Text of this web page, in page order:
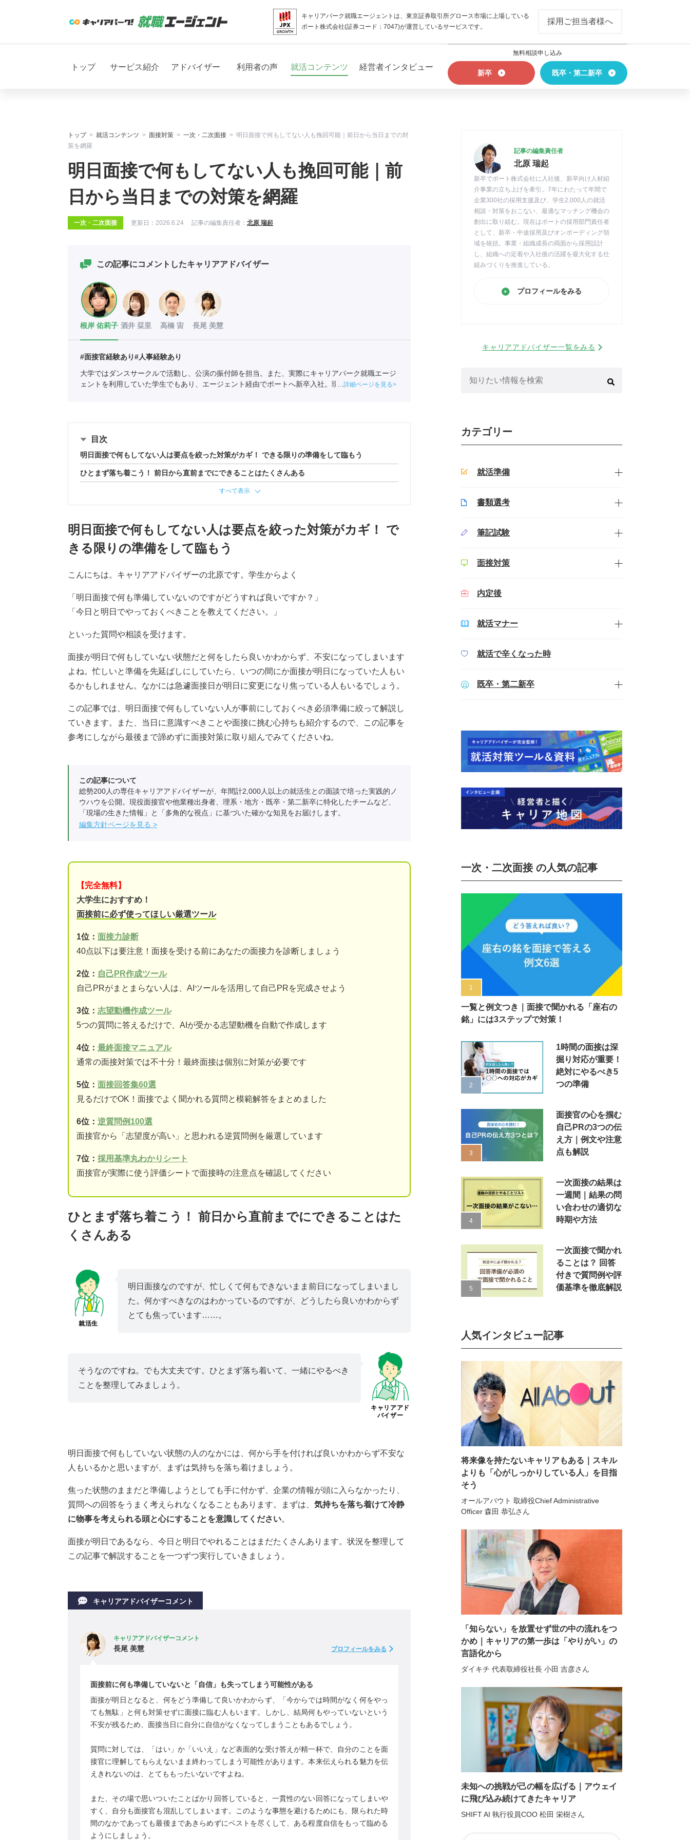
キャリアパーク就職エージェントは、東京証券取引所グロース市場に上場している
ポート株式会社(証券コード：7047)が運営しているサービスです。
採用ご担当者様へ
トップ サービス紹介 アドバイザー 利用者の声 就活コンテンツ 経営者インタビュー
無料相談申し込み
新卒 既卒・第二新卒
トップ 就活コンテンツ 面接対策 一次・二次面接
明日面接で何もしてない人も挽回可能｜前日から当日までの対
策を網羅
明日面接で何もしてない人も挽回可能｜前
日から当日までの対策を網羅
一次・二次面接 更新日： 2026.6.24 記事の編集責任者： 北原 瑞起
この記事にコメントしたキャリアアドバイザー
根岸 佑莉子 酒井 栞里 高橋 宙 長尾 美慧
#面接官経験あり#人事経験あり
大学ではダンスサークルで活動し、公演の振付師を担当。また、実際にキャリアパーク就職エージ
ェントを利用していた学生でもあり、エージェント経由でポートへ新卒入社。現在は関西の学生へ
詳細ページを見る
目次
明日面接で何もしてない人は要点を絞った対策がカギ！ できる限りの準備をして臨もう
ひとまず落ち着こう！ 前日から直前までにできることはたくさんある
すべて表示
明日面接で何もしてない人は要点を絞った対策がカギ！ で
きる限りの準備をして臨もう
こんにちは。キャリアアドバイザーの北原です。学生からよく
「明日面接で何も準備していないのですがどうすれば良いですか？」
「今日と明日でやっておくべきことを教えてください。」
といった質問や相談を受けます。
面接が明日で何もしていない状態だと何をしたら良いかわからず、不安になってしまいます
よね。忙しいと準備を先延ばしにしていたら、いつの間にか面接が明日になっていた人もい
るかもしれません。なかには急遽面接日が明日に変更になり焦っている人もいるでしょう。
この記事では、明日面接で何もしていない人が事前にしておくべき必須準備に絞って解説し
ていきます。また、当日に意識すべきことや面接に挑む心持ちも紹介するので、この記事を
参考にしながら最後まで諦めずに面接対策に取り組んでみてくださいね。
この記事について
総勢200人の専任キャリアアドバイザーが、年間計2,000人以上の就活生との面談で培った実践的ノ
ウハウを公開。現役面接官や他業種出身者、理系・地方・既卒・第二新卒に特化したチームなど、
「現場の生きた情報」と「多角的な視点」に基づいた確かな知見をお届けします。
編集方針ページを見る
【完全無料】
大学生におすすめ！
面接前に必ず使ってほしい厳選ツール
1位： 面接力診断
40点以下は要注意！面接を受ける前にあなたの面接力を診断しましょう
2位： 自己PR作成ツール
自己PRがまとまらない人は、AIツールを活用して自己PRを完成させよう
3位： 志望動機作成ツール
5つの質問に答えるだけで、AIが受かる志望動機を自動で作成します
4位： 最終面接マニュアル
通常の面接対策では不十分！最終面接は個別に対策が必要です
5位： 面接回答集60選
見るだけでOK！面接でよく聞かれる質問と模範解答をまとめました
6位： 逆質問例100選
面接官から「志望度が高い」と思われる逆質問例を厳選しています
7位： 採用基準丸わかりシート
面接官が実際に使う評価シートで面接時の注意点を確認してください
ひとまず落ち着こう！ 前日から直前までにできることはた
くさんある
就活生
明日面接なのですが、忙しくて何もできないまま前日になってしまいまし
た。何かすべきなのはわかっているのですが、どうしたら良いかわからず
とても焦っています……。
キャリアアド
バイザー
そうなのですね。でも大丈夫です。ひとまず落ち着いて、一緒にやるべき
ことを整理してみましょう。
明日面接で何もしていない状態の人のなかには、何から手を付ければ良いかわからず不安な
人もいるかと思いますが、まずは気持ちを落ち着けましょう。
焦った状態のままだと準備しようとしても手に付かず、企業の情報が頭に入らなかったり、
質問への回答をうまく考えられなくなることもあります。まずは、 気持ちを落ち着けて冷静
に物事を考えられる頭と心にすることを意識してください。
面接が明日であるなら、今日と明日でやれることはまだたくさんあります。状況を整理して
この記事で解説することを一つずつ実行していきましょう。
キャリアアドバイザーコメント
キャリアアドバイザーコメント
長尾 美慧 プロフィールをみる
面接前に何も準備していないと「自信」も失ってしまう可能性がある
面接が明日となると、何をどう準備して良いかわからず、「今からでは時間がなく何をやっ
ても無駄」と何も対策せずに面接に臨む人もいます。しかし、結局何もやっていないという
不安が残るため、面接当日に自分に自信がなくなってしまうこともあるでしょう。
質問に対しては、「はい」か「いいえ」など表面的な受け答えが精一杯で、自分のことを面
接官に理解してもらえないまま終わってしまう可能性があります。本来伝えられる魅力を伝
えきれないのは、とてももったいないですよね。
また、その場で思いついたことばかり回答していると、一貫性のない回答になってしまいや
すく、自分も面接官も混乱してしまいます。このような事態を避けるためにも、限られた時
間のなかであっても最後まであきらめずにベストを尽くして、ある程度自信をもって臨める
ようにしましょう。
記事の編集責任者
北原 瑞起
新卒でポート株式会社に入社後、新卒向け人材紹
介事業の立ち上げを牽引。7年にわたって年間で
企業300社の採用支援及び、学生2,000人の就活
相談・対策をおこない、最適なマッチング機会の
創出に取り組む。現在はポートの採用部門責任者
として、新卒・中途採用及びオンボーディング領
域を統括。事業・組織成長の両面から採用設計
し、組織への定着や入社後の活躍を最大化する仕
組みづくりを推進している。
プロフィールをみる
キャリアアドバイザー一覧をみる
カテゴリー
就活準備
書類選考
筆記試験
面接対策
内定後
就活マナー
就活で辛くなった時
既卒・第二新卒
一次・二次面接 の人気の記事
一覧と例文つき｜面接で聞かれる「座右の
銘」には3ステップで対策！
1時間の面接は深
掘り対応が重要！
絶対にやるべき5
つの準備
面接官の心を掴む
自己PRの3つの伝
え方｜例文や注意
点も解説
一次面接の結果は
一週間｜結果の問
い合わせの適切な
時期や方法
一次面接で聞かれ
ることは？ 回答
付きで質問例や評
価基準を徹底解説
人気インタビュー記事
将来像を持たないキャリアもある｜スキル
よりも「心がしっかりしている人」を目指
そう
オールアバウト 取締役Chief Administrative
Officer 森田 恭弘さん
「知らない」を放置せず世の中の流れをつ
かめ｜キャリアの第一歩は「やりがい」の
言語化から
ダイキチ 代表取締役社長 小田 吉彦さん
未知への挑戦が己の幅を広げる｜アウェイ
に飛び込み続けてきたキャリア
SHIFT AI 執行役員COO 松田 栄樹さん